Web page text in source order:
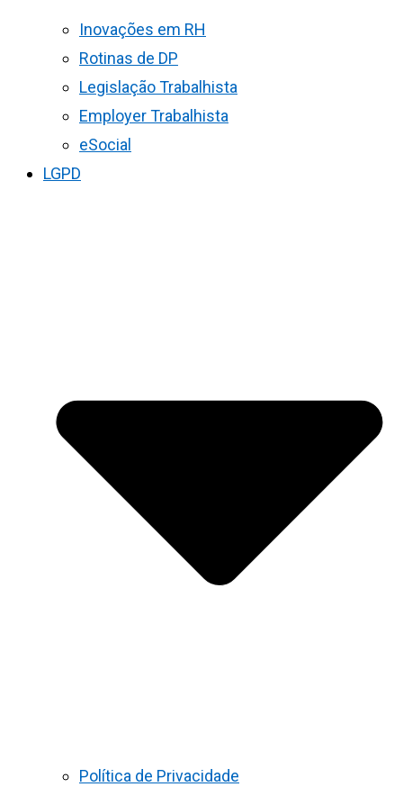
Inovações em RH
Rotinas de DP
Legislação Trabalhista
Employer Trabalhista
eSocial
LGPD
Política de Privacidade